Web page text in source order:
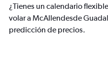
¿Tienes un calendario
volar a McAllendesde
predicción de precios.